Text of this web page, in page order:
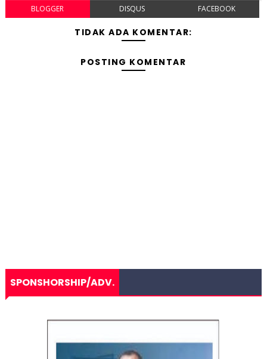
BLOGGER DISQUS FACEBOOK
TIDAK ADA KOMENTAR:
POSTING KOMENTAR
SPONSHORSHIP/ADV.